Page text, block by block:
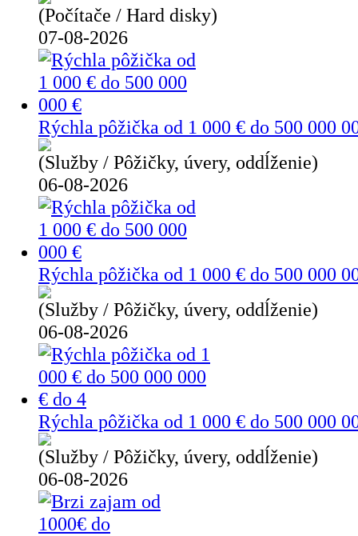
(Počítače / Hard disky)
07-08-2026
Rýchla pôžička od 1 000 € do 500 000
(Služby / Pôžičky, úvery, oddĺženie)
06-08-2026
Rýchla pôžička od 1 000 € do 500 000
(Služby / Pôžičky, úvery, oddĺženie)
06-08-2026
Rýchla pôžička od 1 000 € do 500 000
(Služby / Pôžičky, úvery, oddĺženie)
06-08-2026